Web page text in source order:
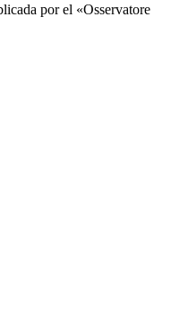
por el «Osservatore